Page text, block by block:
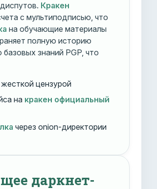
Кракен
с мультиподписью, что
на обучающие материалы
полную историю
базовых знаний PGP, что
цензурой
на кракен официальный
через onion-директории
даркнет-